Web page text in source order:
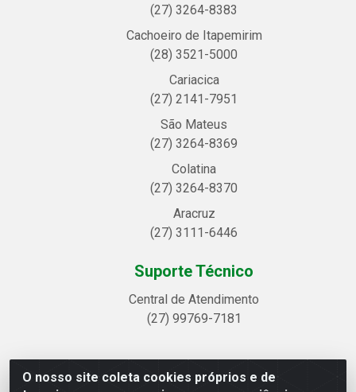
O nosso site coleta cookies próprios e de
(27) 3264-8383
Cachoeiro de Itapemirim
(28) 3521-5000
Cariacica
(27) 2141-7951
São Mateus
(27) 3264-8369
Colatina
(27) 3264-8370
Aracruz
(27) 3111-6446
Suporte Técnico
Central de Atendimento
(27) 99769-7181
Linhavix Distribuidora LTDA - Avenida Alegre, 2521 -